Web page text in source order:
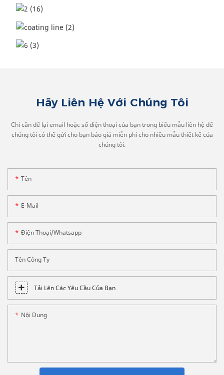
Hãy Liên Hệ Với Chúng Tôi
Chỉ cần để lại email hoặc số điện thoại của bạn trong biểu mẫu liên hệ để
chúng tôi có thể gửi cho bạn báo giá miễn phí cho nhiều mẫu thiết kế của
chúng tôi.
Tên
E-Mail
Điện Thoại/whatsapp
Tên Công Ty
Tải Lên Các Yêu Cầu Của Bạn
Nội Dung